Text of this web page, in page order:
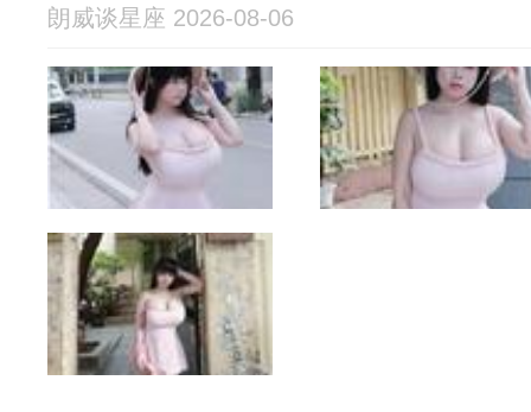
朗威谈星座 2026-08-06